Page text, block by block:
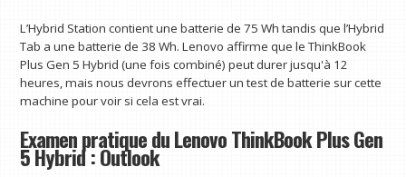
L’Hybrid Station contient une batterie de 75 Wh tandis que l’Hybrid
Tab a une batterie de 38 Wh. Lenovo affirme que le ThinkBook
Plus Gen 5 Hybrid (une fois combiné) peut durer jusqu'à 12
heures, mais nous devrons effectuer un test de batterie sur cette
machine pour voir si cela est vrai.
Examen pratique du Lenovo ThinkBook Plus Gen
5 Hybrid : Outlook